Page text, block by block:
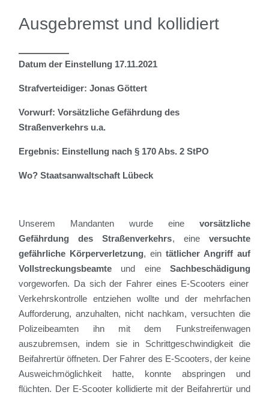
Ausgebremst und kollidiert
Datum der Einstellung 17.11.2021
Strafverteidiger: Jonas Göttert
Vorwurf: Vorsätzliche Gefährdung des
Straßenverkehrs u.a.
Ergebnis: Einstellung nach § 170 Abs. 2 StPO
Wo? Staatsanwaltschaft Lübeck
Unserem Mandanten wurde eine vorsätzliche
Gefährdung des Straßenverkehrs, eine versuchte
gefährliche Körperverletzung, ein tätlicher Angriff auf
Vollstreckungsbeamte und eine Sachbeschädigung
vorgeworfen. Da sich der Fahrer eines E-Scooters einer
Verkehrskontrolle entziehen wollte und der mehrfachen
Aufforderung, anzuhalten, nicht nachkam, versuchten die
Polizeibeamten ihnmit dem Funkstreifenwagen
auszubremsen, indem sie in Schrittgeschwindigkeit die
Beifahrertür öffneten. Der Fahrer des E-Scooters, der keine
Ausweichmöglichkeit hatte, konnte abspringen und
flüchten. Der E-Scooter kollidierte mit der Beifahrertür und